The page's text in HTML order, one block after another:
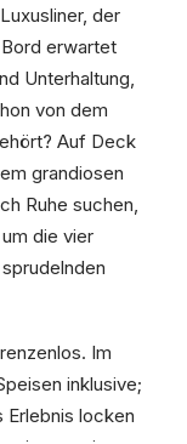
der
erwartet
Unterhaltung,
von dem
Auf Deck
grandiosen
Ruhe suchen,
die vier
Im
inklusive;
locken